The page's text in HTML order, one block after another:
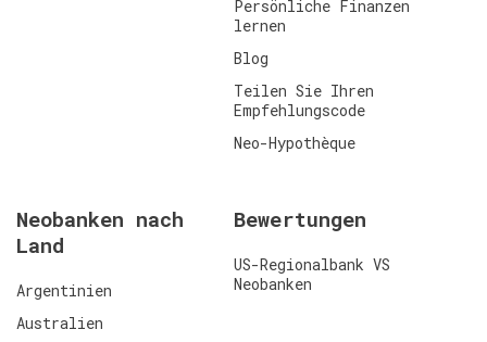
Persönliche Finanzen
lernen
Blog
Teilen Sie Ihren
Empfehlungscode
Neo-Hypothèque
Neobanken nach
Land
Argentinien
Australien
Bewertungen
US-Regionalbank VS
Neobanken